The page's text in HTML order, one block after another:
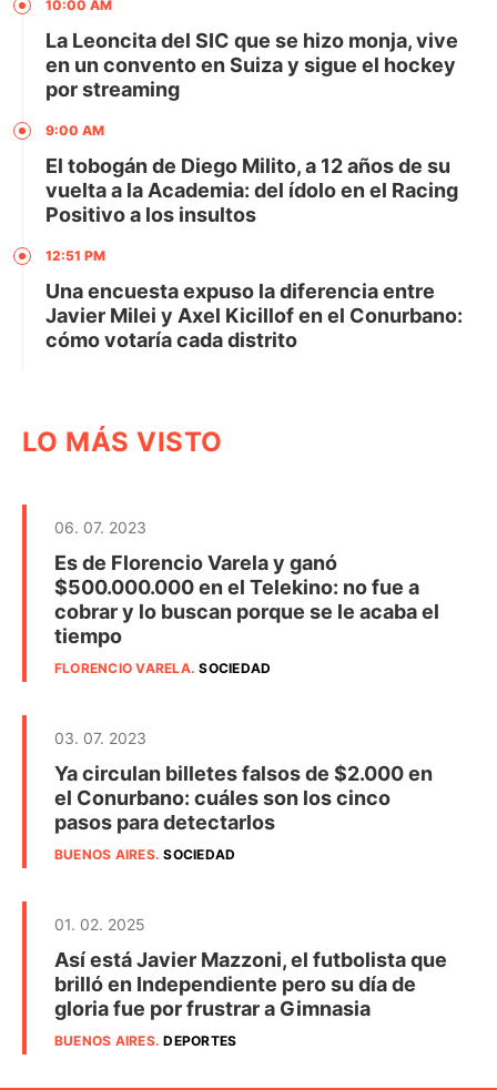
10:00 AM
La Leoncita del SIC que se hizo monja, vive
en un convento en Suiza y sigue el hockey
por streaming
9:00 AM
El tobogán de Diego Milito, a 12 años de su
vuelta a la Academia: del ídolo en el Racing
Positivo a los insultos
12:51 PM
Una encuesta expuso la diferencia entre
Javier Milei y Axel Kicillof en el Conurbano:
cómo votaría cada distrito
LO MÁS VISTO
06. 07. 2023
Es de Florencio Varela y ganó
$500.000.000 en el Telekino: no fue a
cobrar y lo buscan porque se le acaba el
tiempo
FLORENCIO VARELA.SOCIEDAD
03. 07. 2023
Ya circulan billetes falsos de $2.000 en
el Conurbano: cuáles son los cinco
pasos para detectarlos
BUENOS AIRES.SOCIEDAD
01. 02. 2025
Así está Javier Mazzoni, el futbolista que
brilló en Independiente pero su día de
gloria fue por frustrar a Gimnasia
BUENOS AIRES.DEPORTES